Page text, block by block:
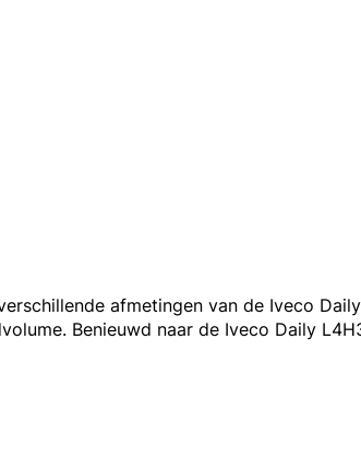
afmetingen van de Iveco
Benieuwd naar de Iveco Daily